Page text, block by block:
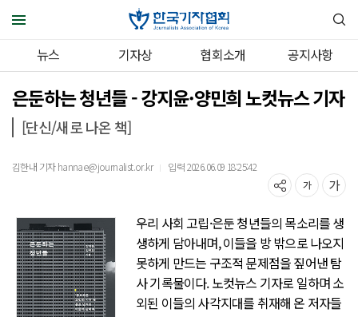
뉴스 기자상 협회소개 공지사항
은둔하는 청년들 - 강지윤·양민희 노컷뉴스 기자
[단신/새로 나온 책]
김한내 기자 hannae@journalist.or.kr ｜ 입력 2026.06.09 18:25:42
우리 사회 고립·은둔 청년들의 목소리를 생
생하게 담아내며, 이들을 방 밖으로 나오지
못하게 만드는 구조적 문제점을 짚어낸 탐
사 기록물이다. 노컷뉴스 기자로 일하며 소
외된 이들의 사각지대를 취재해 온 저자들